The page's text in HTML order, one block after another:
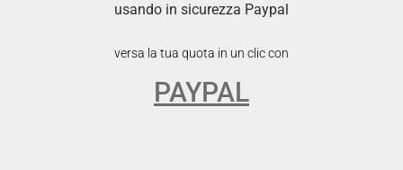
usando in sicurezza Paypal
versa la tua quota in un clic con
PAYPAL